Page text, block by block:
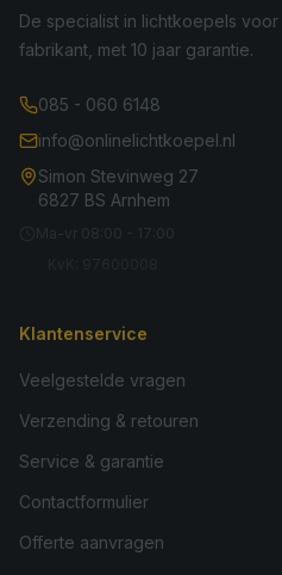
De specialist in lichtkoepels
fabrikant, met 10 jaar garantie.
085 - 060 6148
info@onlinelichtkoepel.nl
Simon Stevinweg 27
6827 BS Arnhem
Ma-vr 08:00 - 17:00
Klantenservice
Veelgestelde vragen
Verzending & retouren
Service & garantie
Contactformulier
Offerte aanvragen